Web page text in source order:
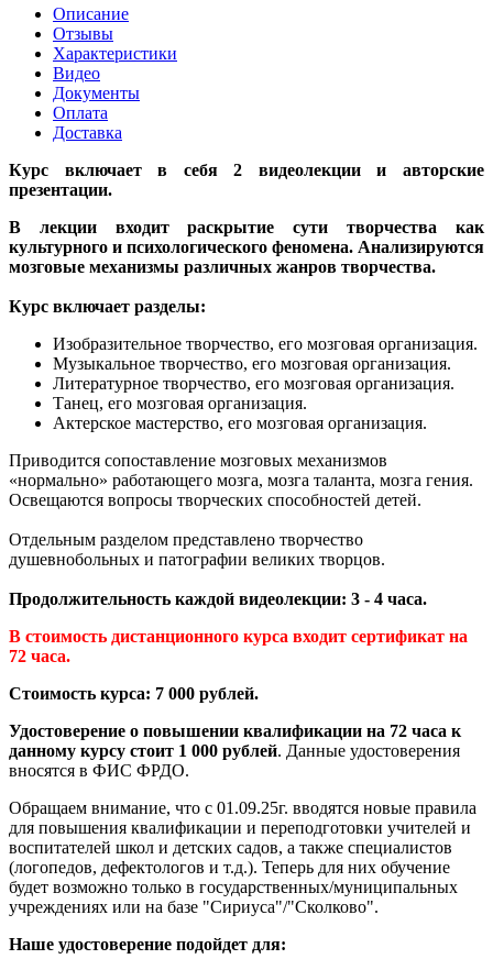
Описание
Отзывы
Характеристики
Видео
Документы
Оплата
Доставка
Курс включает в себя 2 видеолекции и авторские
презентации.
В лекции входит раскрытие сути творчества как
культурного и психологического феномена. Анализируются
мозговые механизмы различных жанров творчества.
Курс включает разделы:
Изобразительное творчество, его мозговая организация.
Музыкальное творчество, его мозговая организация.
Литературное творчество, его мозговая организация.
Танец, его мозговая организация.
Актерское мастерство, его мозговая организация.
Приводится сопоставление мозговых механизмов
«нормально» работающего мозга, мозга таланта, мозга гения.
Освещаются вопросы творческих способностей детей.
Отдельным разделом представлено творчество
душевнобольных и патографии великих творцов.
Продолжительность каждой видеолекции: 3 - 4 часа.
В стоимость дистанционного курса входит сертификат на
72 часа.
Стоимость курса: 7 000 рублей.
Удостоверение о повышении квалификации на 72 часа к
данному курсу стоит 1 000 рублей. Данные удостоверения
вносятся в ФИС ФРДО.
Обращаем внимание, что с 01.09.25г. вводятся новые правила
для повышения квалификации и переподготовки учителей и
воспитателей школ и детских садов, а также специалистов
(логопедов, дефектологов и т.д.). Теперь для них обучение
будет возможно только в государственных/муниципальных
учреждениях или на базе "Сириуса"/"Сколково".
Наше удостоверение подойдет для: